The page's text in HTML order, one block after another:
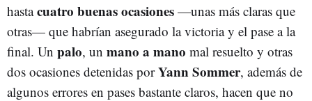
hastacuatro buenas ocasiones —unas más claras que
otras— que habrían asegurado la victoria y el pase a la
final. Un palo, un mano a mano mal resuelto y otras
dos ocasiones detenidas porYann Sommer, además de
algunos errores en pases bastante claros, hacen que no